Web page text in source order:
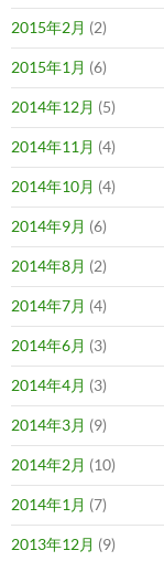
2015年2月 (2)
2015年1月 (6)
2014年12月 (5)
2014年11月 (4)
2014年10月 (4)
2014年9月 (6)
2014年8月 (2)
2014年7月 (4)
2014年6月 (3)
2014年4月 (3)
2014年3月 (9)
2014年2月 (10)
2014年1月 (7)
2013年12月 (9)